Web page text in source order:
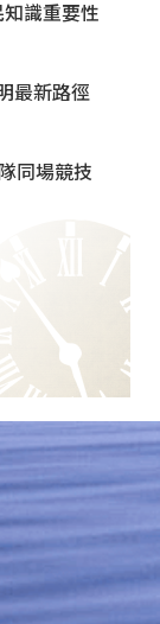
識重要性
最新路徑
同場競技